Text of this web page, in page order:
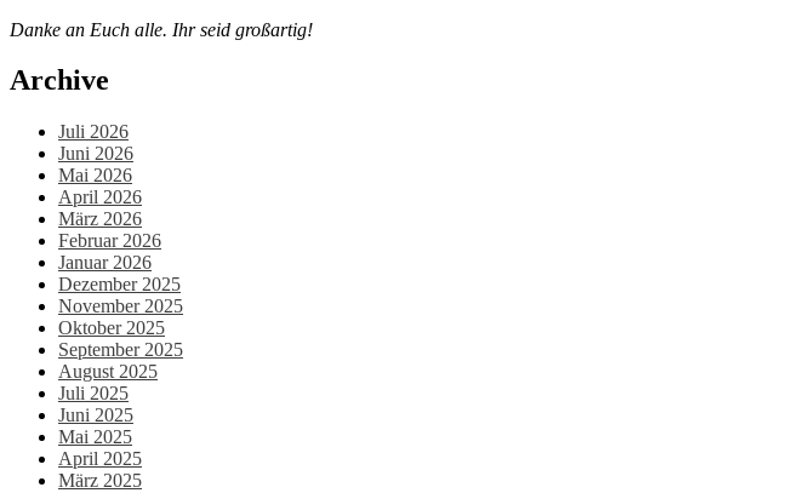
Danke an Euch alle. Ihr seid großartig!
Archive
Juli 2026
Juni 2026
Mai 2026
April 2026
März 2026
Februar 2026
Januar 2026
Dezember 2025
November 2025
Oktober 2025
September 2025
August 2025
Juli 2025
Juni 2025
Mai 2025
April 2025
März 2025